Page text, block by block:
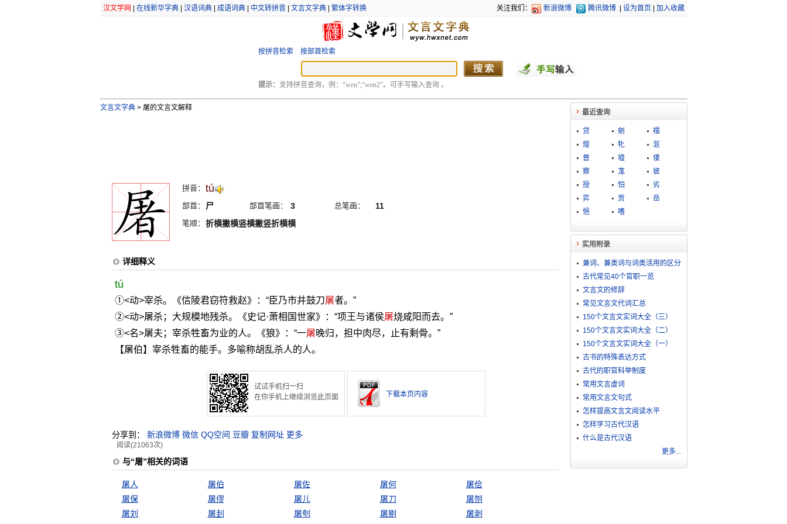
汉文学网 在线新华字典| 汉语词典| 成语词典| 中文转拼音| 文言文字典| 繁体字转换 关注我们： 新浪微博 腾讯微博 设为首页 加入收藏
按拼音检索 按部首检索
提示： 支持拼音查询，例：“wen”;“wen2”。可手写输入查询 。
文言文字典 >屠的文言文解释
拼音： tú
部首： 尸 部首笔画： 3 总笔画： 11
笔顺： 折横撇横竖横撇竖折横横
详细释义
tú
①<动>宰杀。《信陵君窃符救赵》：“臣乃市井鼓刀屠者。”
②<动>屠杀；大规模地残杀。《史记·萧相国世家》：“项王与诸侯屠烧咸阳而去。”
③<名>屠夫；宰杀牲畜为业的人。《狼》：“一屠晚归，担中肉尽，止有剩骨。”
【屠伯】宰杀牲畜的能手。多喻称胡乱杀人的人。
试试手机扫一扫
在你手机上继续浏览此页面
下载本页内容
分享到： 新浪微博 微信 QQ空间 豆瓣 复制网址 更多
阅读(21063次)
与“屠”相关的词语
屠人 屠伯 屠佐 屠何
屠侩
屠保
屠僇 屠儿 屠刀
屠刎
屠刘
屠刲 屠刳 屠剔
屠剥
最近查询
贷 剜
襦
煌
牝
沤
普
墟
偻
察
尨
彼
授
怕
劣
弈
贡
岳
悒
嗜
实用附录
兼词、兼类词与词类活用的区分
古代常见40个官职一览
文言文的修辞
常见文言文代词汇总
150个文言文实词大全（三）
150个文言文实词大全（二）
150个文言文实词大全（一）
古书的特殊表达方式
古代的职官科举制度
常用文言虚词
常用文言文句式
怎样提高文言文阅读水平
怎样学习古代汉语
什么是古代汉语
更多...